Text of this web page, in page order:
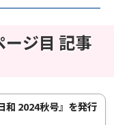
ジ目 記事
和 2024秋号』を発行